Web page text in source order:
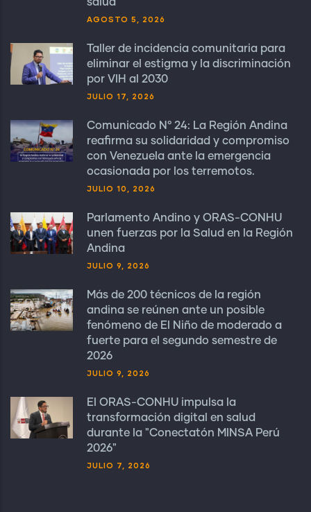
AGOSTO 5, 2026
Taller de incidencia comunitaria para
eliminar el estigma y la discriminación
por VIH al 2030
JULIO 17, 2026
Comunicado N° 24: La Región Andina
reafirma su solidaridad y compromiso
con Venezuela ante la emergencia
ocasionada por los terremotos.
JULIO 10, 2026
Parlamento Andino y ORAS-CONHU
unen fuerzas por la Salud en la Región
Andina
JULIO 9, 2026
Más de 200 técnicos de la región
andina se reúnen ante un posible
fenómeno de El Niño de moderado a
fuerte para el segundo semestre de
2026
JULIO 9, 2026
El ORAS-CONHU impulsa la
transformación digital en salud
durante la "Conectatón MINSA Perú
2026"
JULIO 7, 2026